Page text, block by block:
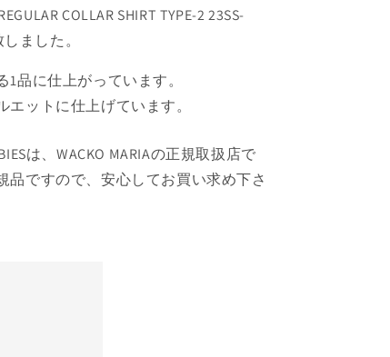
COLLAR SHIRT TYPE-2 23SS-
ました。
品に仕上がっています。
エットに仕上げています。
は、WACKO MARIAの正規取扱店で
品ですので、安心してお買い求め下さ